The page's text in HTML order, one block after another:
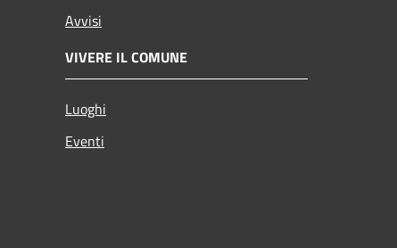
Avvisi
VIVERE IL COMUNE
Luoghi
Eventi